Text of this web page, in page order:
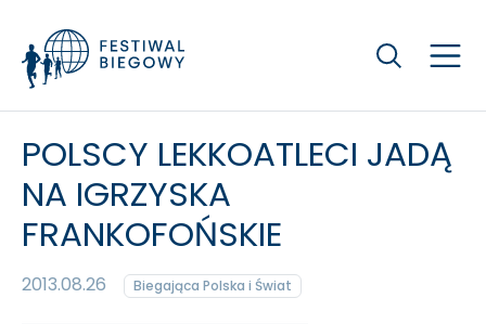
Szukaj
POLSCY LEKKOATLECI JADĄ
NA IGRZYSKA
FRANKOFOŃSKIE
2013.08.26 Biegająca Polska i Świat